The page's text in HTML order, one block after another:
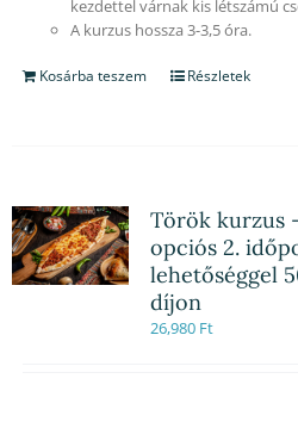
kezdettel várnak kis létszámú
A kurzus hossza 3-3,5 óra.
Kosárba teszem Részletek
Török kurzus
opciós 2.
lehetőséggel
díjon
26,980 Ft